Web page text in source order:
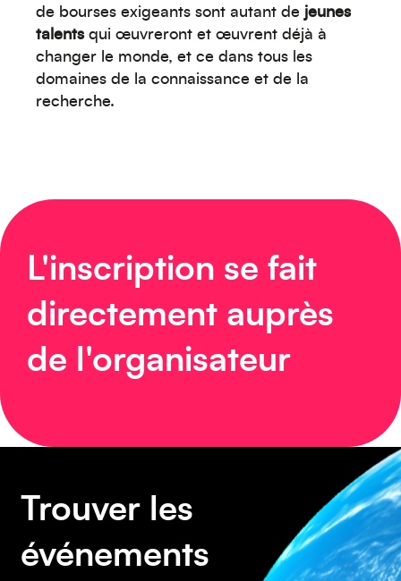
de bourses exigeants sont autant de jeunes
talentsqui œuvreront et œuvrent déjà à
changer le monde, et ce dans tous les
domaines de la connaissance et de la
recherche.
L'inscription se fait
directement auprès
de l'organisateur
Trouver les
événements
Amérique du Sud
Asie
Caraïbes
Europe